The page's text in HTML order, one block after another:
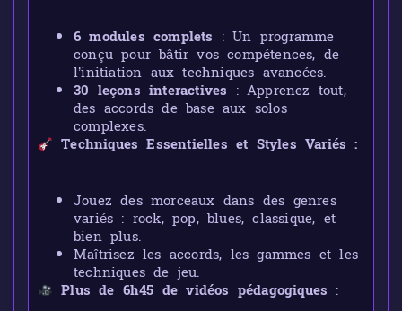
6 modules complets : Un programme
conçu pour bâtir vos compétences, de
l’initiation aux techniques avancées.
30 leçons interactives : Apprenez tout,
des accords de base aux solos
complexes.
Techniques Essentielles et Styles Variés :
Jouez des morceaux dans des genres
variés : rock, pop, blues, classique, et
bien plus.
Maîtrisez les accords, les gammes et les
techniques de jeu.
Plus de 6h45 de vidéos pédagogiques :